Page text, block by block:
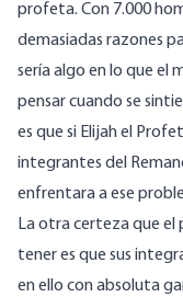
profeta. Con 7.000
demasiadas razones
sería algo en lo que el
pensar cuando se
es que si Elijah el
integrantes del
enfrentara a ese
La otra certeza que
tener es que sus
en ello con absoluta